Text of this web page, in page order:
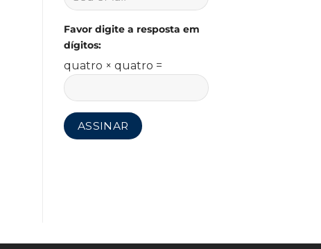
Favor digite a resposta em
dígitos:
quatro × quatro =